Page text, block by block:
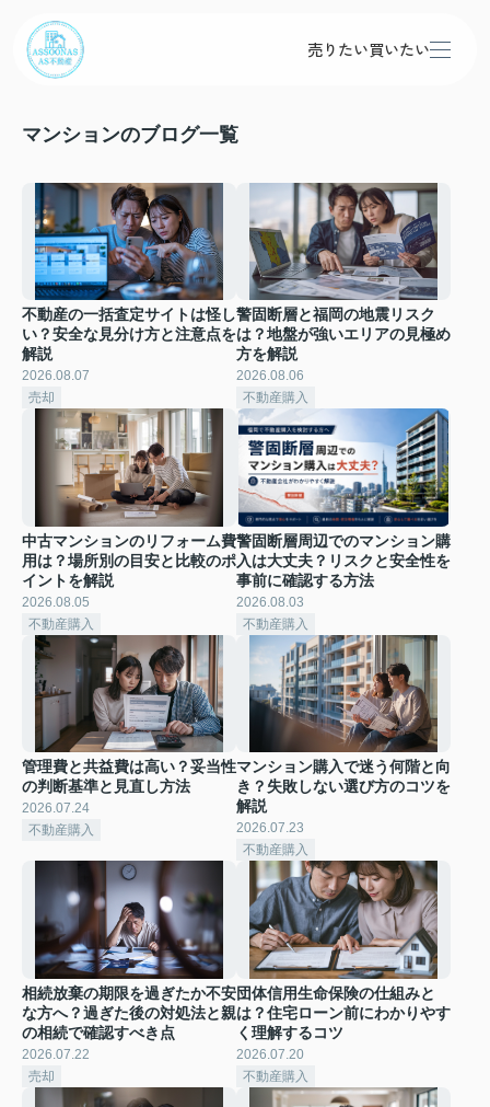
売りたい買いたい
マンションのブログ一覧
不動産の一括査定サイトは怪し
い？安全な見分け方と注意点を
解説
2026.08.07
売却
警固断層と福岡の地震リスク
は？地盤が強いエリアの見極め
方を解説
2026.08.06
不動産購入
中古マンションのリフォーム費
用は？場所別の目安と比較のポ
イントを解説
2026.08.05
不動産購入
警固断層周辺でのマンション購
入は大丈夫？リスクと安全性を
事前に確認する方法
2026.08.03
不動産購入
管理費と共益費は高い？妥当性
の判断基準と見直し方法
2026.07.24
不動産購入
マンション購入で迷う何階と向
き？失敗しない選び方のコツを
解説
2026.07.23
不動産購入
相続放棄の期限を過ぎたか不安
な方へ？過ぎた後の対処法と親
の相続で確認すべき点
2026.07.22
売却
団体信用生命保険の仕組みと
は？住宅ローン前にわかりやす
く理解するコツ
2026.07.20
不動産購入